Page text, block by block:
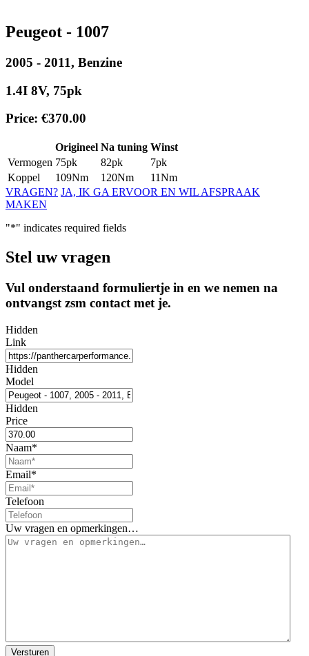
Peugeot - 1007
2005 - 2011, Benzine
1.4I 8V, 75pk
Price: €370.00
Origineel Na tuning Winst
Vermogen 75pk 82pk
7pk
Koppel
109Nm 120Nm
11Nm
VRAGEN? JA, IK GA ERVOOR EN WIL AFSPRAAK
MAKEN
"*" indicates required fields
Stel uw vragen
Vul onderstaand formuliertje in en we nemen na
ontvangst zsm contact met je.
Hidden
Link
Hidden
Model
Hidden
Price
Naam*
Email*
Telefoon
Uw vragen en opmerkingen…